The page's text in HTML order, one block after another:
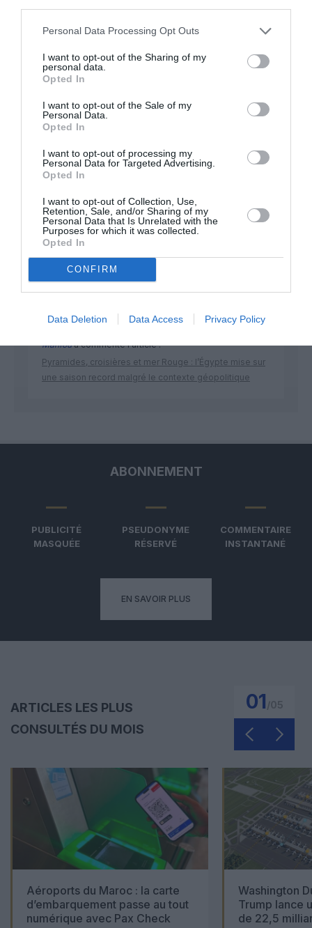
Personal Data Processing Opt Outs
I want to opt-out of the Sharing of my
personal data.
Opted In
I want to opt-out of the Sale of my
Personal Data.
Opted In
I want to opt-out of processing my
Personal Data for Targeted Advertising.
Opted In
I want to opt-out of Collection, Use,
Retention, Sale, and/or Sharing of my
Personal Data that Is Unrelated with the
Purposes for which it was collected.
Opted In
CONFIRM
Data Deletion Data Access Privacy Policy
Appel aux lecteurs !
Soutenez Air Journal participez
DERNIERS COMMENTAIRES
atplhkta commenté l'article :
Contrôles aux frontières entre l’Espagne et l’Italie : des
arrivées plus longues, des correspondances à risque
Manfoua commenté l'article :
Pyramides, croisières et mer Rouge : l’Égypte mise sur
une saison record malgré le contexte géopolitique
ABONNEMENT
PUBLICITÉ
MASQUÉE
PSEUDONYME
RÉSERVÉ
COMMENTAIRE
INSTANTANÉ
EN SAVOIR PLUS
ARTICLES LES PLUS
CONSULTÉS DU MOIS
01
Aéroports du Maroc : la carte
d’embarquement passe au tout
numérique avec Pax Check
Washington
Trump lance
de 22,5